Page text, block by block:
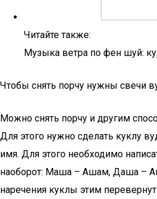
Читайте также:
Музыка ветра по фен шуй:
Чтобы снять порчу нужны свечи
Можно снять порчу и другим
Для этого нужно сделать куклу
имя. Для этого необходимо
наоборот: Маша – Ашам, Даша –
наречения куклы этим